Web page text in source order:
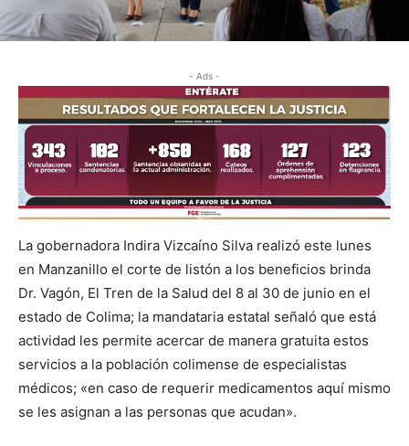
- Ads -
La gobernadora Indira Vizcaíno Silva realizó este lunes
en Manzanillo el corte de listón a los beneficios brinda
Dr. Vagón, El Tren de la Salud del 8 al 30 de junio en el
estado de Colima; la mandataria estatal señaló que está
actividad les permite acercar de manera gratuita estos
servicios a la población colimense de especialistas
médicos; «en caso de requerir medicamentos aquí mismo
se les asignan a las personas que acudan».